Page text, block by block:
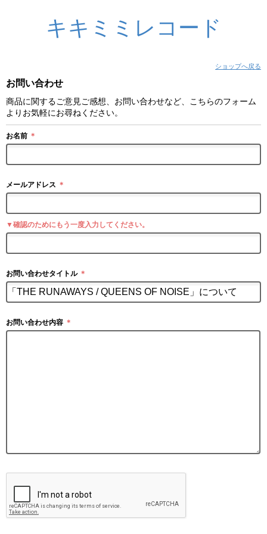
キキミミレコード
ショップへ戻る
お問い合わせ
商品に関するご意見ご感想、お問い合わせなど、こちらのフォーム
よりお気軽にお尋ねください。
お名前 ＊
メールアドレス ＊
▼確認のためにもう一度入力してください。
お問い合わせタイトル ＊
お問い合わせ内容 ＊